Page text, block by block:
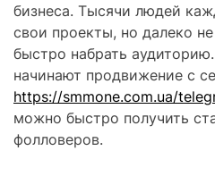
бизнеса. Тысячи людей
свои проекты, но далеко
быстро набрать
начинают продвижение с
https://smmone.com.ua/
можно быстро получить
фолловеров.